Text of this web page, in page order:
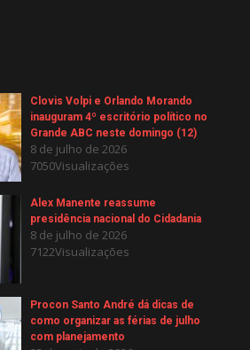
Clovis Volpi e Orlando Morando
inauguram 4º escritório político no
Grande ABC neste domingo (12)
8 de julho de 2026
7050Visualizações
Alex Manente reassume
presidência nacional do Cidadania
8 de julho de 2026
7122Visualizações
Procon Santo André dá dicas de
como organizar as férias de julho
com planejamento